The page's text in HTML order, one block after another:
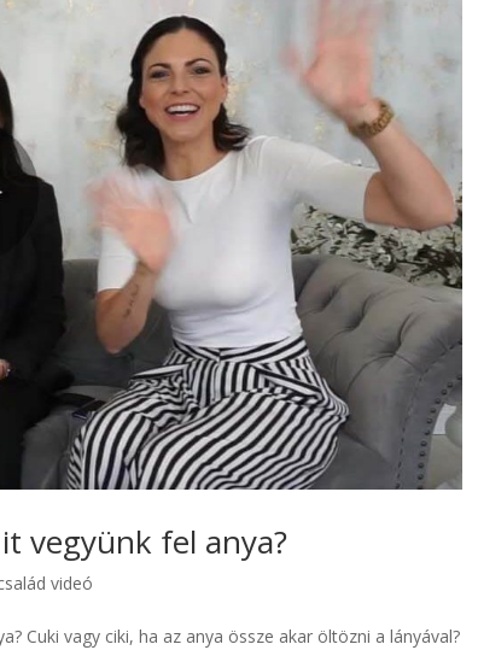
vegyünk fel anya?
videó
Cuki vagy ciki, ha az anya össze akar öltözni a lányával?